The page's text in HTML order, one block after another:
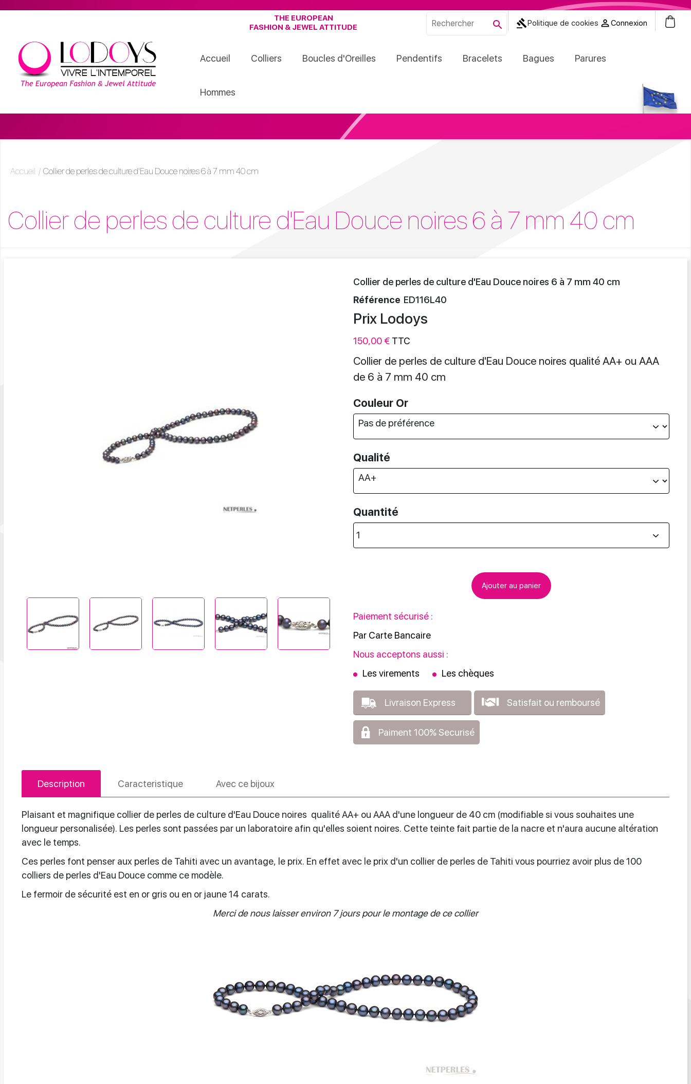
THE EUROPEAN
FASHION & JEWEL ATTITUDE
 gavelPolitique de cookies Connexion
0
Accueil Colliers Boucles d'Oreilles Pendentifs Bracelets Bagues Parures
Hommes
Accueil Collier de perles de culture d'Eau Douce noires 6 à 7 mm 40 cm
Collier de perles de culture d'Eau Douce noires 6 à 7 mm 40 cm
Collier de perles de culture d'Eau Douce noires 6 à 7 mm 40 cm
Référence ED116L40
Prix Lodoys
150,00 € TTC
Collier de perles de culture d'Eau Douce noires qualité AA+ ou AAA
de 6 à 7 mm 40 cm
Couleur Or
Qualité
Quantité
Ajouter au panier
Paiement sécurisé :
Par Carte Bancaire
Nous acceptons aussi :
Les virements
Les chèques
Livraison Express Satisfait ou remboursé
Paiment 100% Securisé
Description Caracteristique Avec ce bijoux
Plaisant et magnifique collier de perles de culture d'Eau Douce noires qualité AA+ ou AAA d'une longueur de 40 cm (modifiable si vous souhaites une
longueur personalisée). Les perles sont passées par un laboratoire afin qu'elles soient noires. Cette teinte fait partie de la nacre et n'aura aucune altération
avec le temps.
Ces perles font penser aux perles de Tahiti avec un avantage, le prix. En effet avec le prix d'un collier de perles de Tahiti vous pourriez avoir plus de 100
colliers de perles d'Eau Douce comme ce modèle.
Le fermoir de sécurité est en or gris ou en or jaune 14 carats.
Merci de nous laisser environ 7 jours pour le montage de ce collier